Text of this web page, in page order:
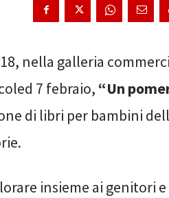
nella galleria
7 febraio, “Un
di libri per bambini
insieme ai genitori